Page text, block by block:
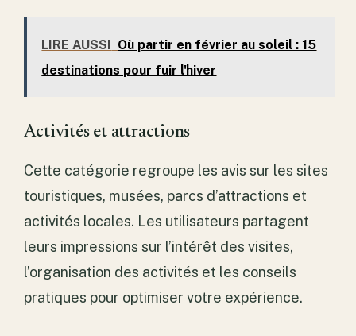
LIRE AUSSI
Où partir en février au soleil : 15
destinations pour fuir l'hiver
Activités et attractions
Cette catégorie regroupe les avis sur les sites
touristiques, musées, parcs d’attractions et
activités locales. Les utilisateurs partagent
leurs impressions sur l’intérêt des visites,
l’organisation des activités et les conseils
pratiques pour optimiser votre expérience.